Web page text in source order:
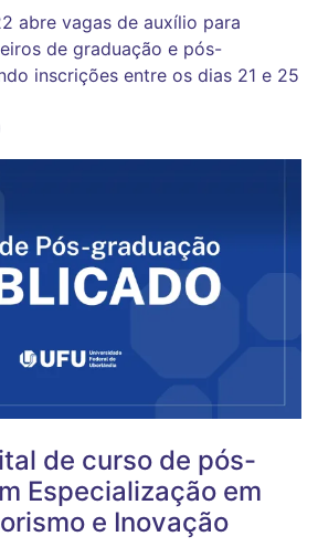
abre vagas de auxílio para
de graduação e pós-
inscrições entre os dias 21 e 25
de curso de pós-
Especialização em
e Inovação